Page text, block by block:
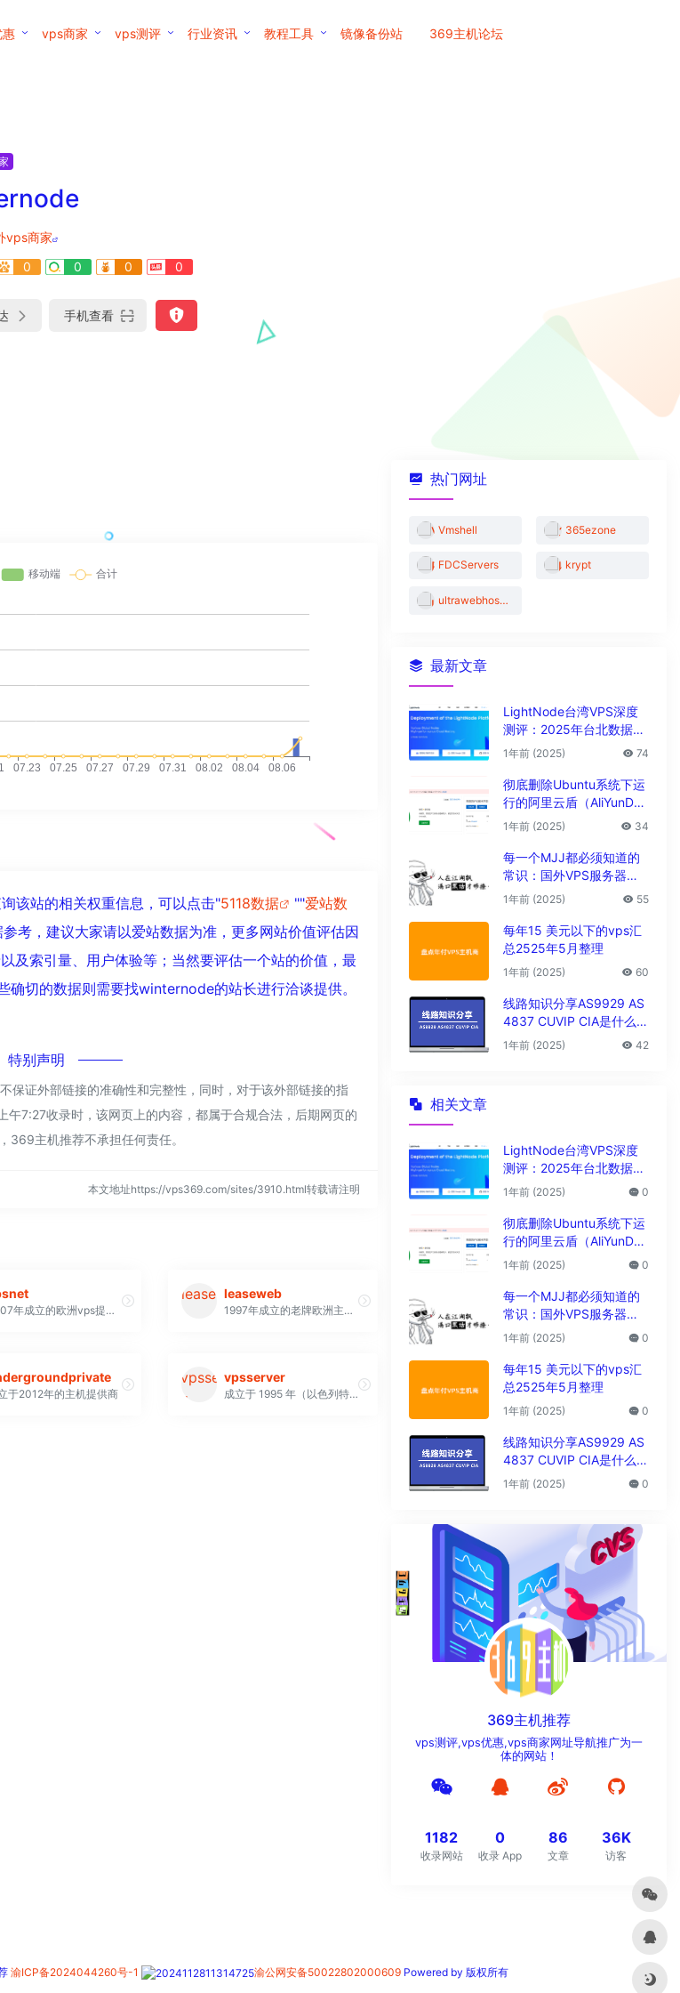
vps商家 vps测评 行业资讯 教程工具 镜像备份站 369主机论坛
vps商家
0 0 0 0
手机查看
该站的相关权重信息，可以点击"5118数据 ""爱站数
考，建议大家请以爱站数据为准，更多网站价值评估因
及索引量、用户体验等；当然要评估一个站的价值，最
切的数据则需要找winternode的站长进行洽谈提供。
特别声明
证外部链接的准确性和完整性，同时，对于该外部链接的指
7:27收录时，该网页上的内容，都属于合规合法，后期网页的
369主机推荐不承担任何责任。
本文地址https://vps369.com/sites/3910.html转载请注明
2007年成立的欧洲vps提供商
leaseweb
1997年成立的老牌欧洲主机商
于2012年的主机提供商
vpsserver
成立于 1995 年（以色列特拉维夫 Ha'arabah 街 30 号）一家托管服务提供商，提供简单、全球范围的服务器，延迟低，价格有竞争力。我们在全球拥有 20 多个地点，从迈阿密开始，并扩展到其他地点
热门网址
Vmshell 365ezone
FDCServers krypt
ultrawebhosting
最新文章
LightNode台湾VPS深度
测评：2025年台北数据中
心vps性能与解锁能力全解
1年前 (2025) 74
彻底删除Ubuntu系统下运
行的阿里云盾（AliYunDu
n/Aegis）
1年前 (2025) 34
每一个MJJ都必须知道的
常识：国外VPS服务器圈
子黑话大全
1年前 (2025) 55
每年15 美元以下的vps汇
总2525年5月整理
1年前 (2025) 60
线路知识分享AS9929 AS
4837 CUVIP CIA是什么线
路?
1年前 (2025) 42
相关文章
LightNode台湾VPS深度
测评：2025年台北数据中
心vps性能与解锁能力全解
1年前 (2025) 0
彻底删除Ubuntu系统下运
行的阿里云盾（AliYunDu
n/Aegis）
1年前 (2025) 0
每一个MJJ都必须知道的
常识：国外VPS服务器圈
子黑话大全
1年前 (2025) 0
每年15 美元以下的vps汇
总2525年5月整理
1年前 (2025) 0
线路知识分享AS9929 AS
4837 CUVIP CIA是什么线
路?
1年前 (2025) 0
369主机推荐
vps测评,vps优惠,vps商家网址导航推广为一
体的网站！
1182
收录网站
0
收录 App
86
文章
36K
访客
渝ICP备2024044260号-1 渝公网安备50022802000609 Powered by 版权所有